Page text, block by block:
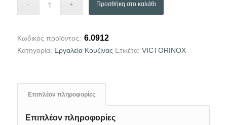
Προσθήκη στο καλάθι
Κωδικός προϊόντος: 6.0912
Κατηγορία: Eργαλεία Κουζίνας Ετικέτα: VICTORINOX
Επιπλέον πληροφορίες
Επιπλέον πληροφορίες